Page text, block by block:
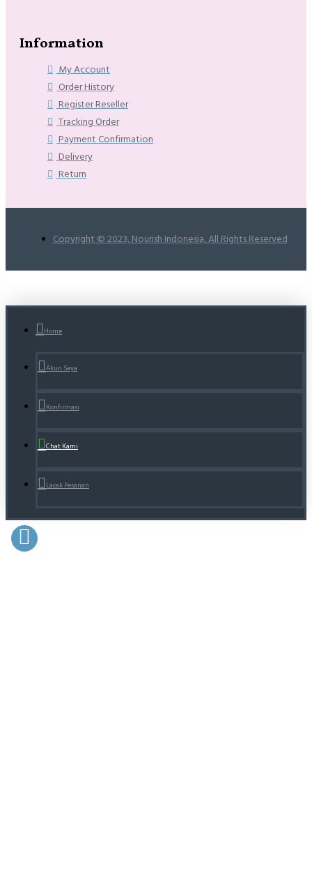
Information
My Account
Order History
Register Reseller
Tracking Order
Payment Confirmation
Delivery
Return
Copyright © 2023, Nourish Indonesia, All Rights Reserved
Home
Akun Saya
Konfirmasi
Chat Kami
Lacak Pesanan